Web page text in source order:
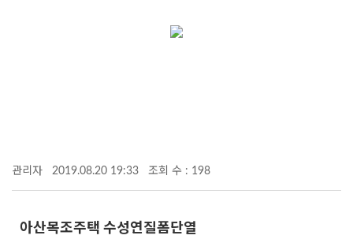
관리자 2019.08.20 19:33 조회 수 : 198
아산목조주택 수성연질폼단열